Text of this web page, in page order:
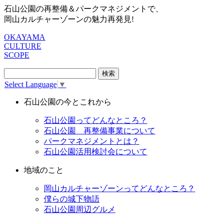
石山公園の再整備＆パークマネジメントで、
岡山カルチャーゾーンの魅力再発見!
OKAYAMA
CULTURE
SCOPE
索:
Select Language ▼
石山公園の今とこれから
石山公園ってどんなところ？
石山公園 再整備事業について
パークマネジメントとは？
石山公園活用検討会について
地域のこと
岡山カルチャーゾーンってどんなところ？
僕らの城下物語
石山公園周辺グルメ